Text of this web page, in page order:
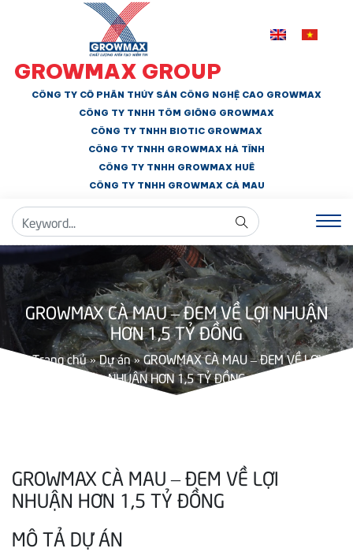
GROWMAX GROUP
CÔNG TY CỔ PHẦN THỦY SẢN CÔNG NGHỆ CAO GROWMAX
CÔNG TY TNHH TÔM GIỐNG GROWMAX
CÔNG TY TNHH BIOTIC GROWMAX
CÔNG TY TNHH GROWMAX HÀ TĨNH
CÔNG TY TNHH GROWMAX HUẾ
CÔNG TY TNHH GROWMAX CÀ MAU
GROWMAX CÀ MAU – ĐEM VỀ LỢI NHUẬN
HƠN 1,5 TỶ ĐỒNG
Trang chủ»Dự án»GROWMAX CÀ MAU – ĐEM VỀ LỢI
NHUẬN HƠN 1,5 TỶ ĐỒNG
GROWMAX CÀ MAU – ĐEM VỀ LỢI
NHUẬN HƠN 1,5 TỶ ĐỒNG
MÔ TẢ DỰ ÁN